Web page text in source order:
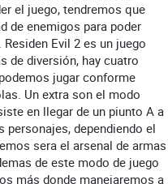
el juego, tendremos que
de enemigos para poder
Evil 2 es un juego
de diversión, hay cuatro
jugar conforme
Un extra son el modo
en llegar de un piunto A a
personajes, dependiendo el
sera el arsenal de armas
de este modo de juego
más donde manejaremos a